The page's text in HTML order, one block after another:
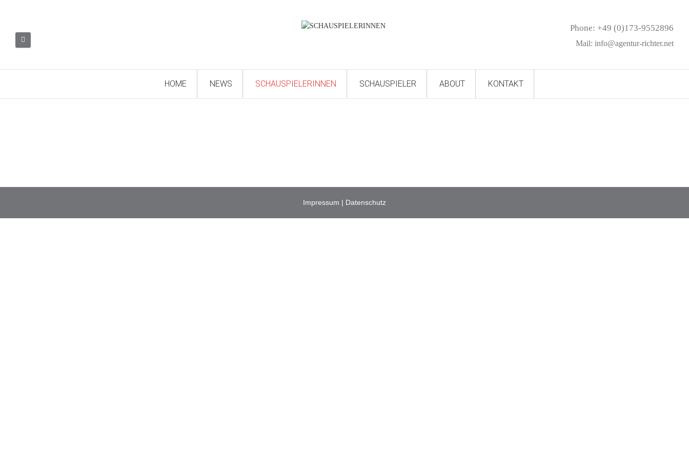
Phone: +49 (0)173-9552896
Mail: info@agentur-richter.net
HOME NEWS SCHAUSPIELERINNEN SCHAUSPIELER ABOUT KONTAKT
Impressum | Datenschutz